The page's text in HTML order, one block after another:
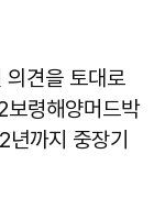
의견을 토대로
령해양머드박
까지 중장기